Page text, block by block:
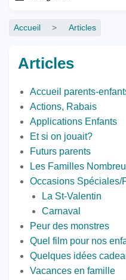
Fil
Accueil Articles
Articles
Accueil parents-
Actions, Rabais
Applications Enfants
Et si on jouait?
Futurs parents
Les Familles
Occasions Spéciales/
La St-Valentin
Carnaval
Peur des monstres
Quel film pour nos
Quelques idées
Vacances en famille